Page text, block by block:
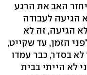
האב את הרגע
הגיעה לעבודה
הגיעה, זה לא
הזמן, עד שקייט,
בסדר, כבר עמדו
לא הייתי בבית